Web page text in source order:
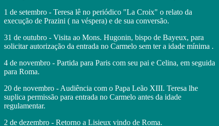
1 de setembro - Teresa lê no periódico "La Croix" o relato da
execução de Prazini ( na véspera) e de sua conversão.
31 de outubro - Visita ao Mons. Hugonin, bispo de Bayeux, para
solicitar autorização da entrada no Carmelo sem ter a idade mínima .
4 de novembro - Partida para Paris com seu pai e Celina, em seguida
para Roma.
20 de novembro - Audiência com o Papa Leão XIII. Teresa lhe
suplica permissão para entrada no Carmelo antes da idade
regulamentar.
2 de dezembro - Retorno a Lisieux vindo de Roma.